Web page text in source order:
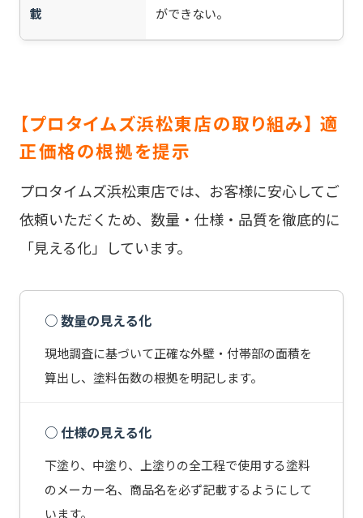
載
ができない。
【プロタイムズ浜松東店の取り組み】 適
正価格の根拠を提示
プロタイムズ浜松東店では、お客様に安心してご
依頼いただくため、数量・仕様・品質を徹底的に
「見える化」しています。
○ 数量の見える化
現地調査に基づいて正確な外壁・付帯部の面積を
算出し、塗料缶数の根拠を明記します。
○ 仕様の見える化
下塗り、中塗り、上塗りの全工程で使用する塗料
のメーカー名、商品名を必ず記載するようにして
います。